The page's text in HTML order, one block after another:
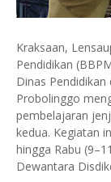
Kraksaan,
Pendidikan
Dinas
Probolinggo
pembelajaran
kedua. Kegiatan
hingga Rabu
Dewantara